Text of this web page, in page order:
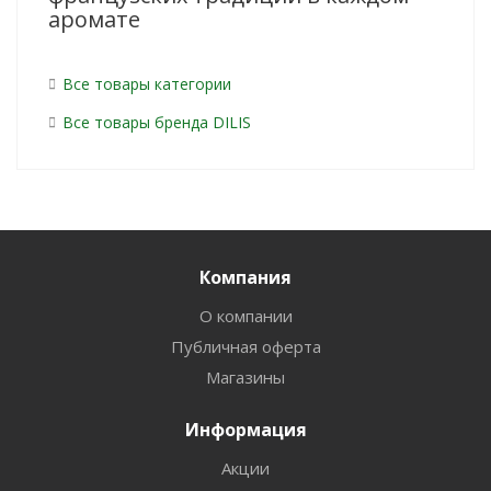
аромате
Все товары категории
Все товары бренда DILIS
Компания
О компании
Публичная оферта
Магазины
Информация
Акции